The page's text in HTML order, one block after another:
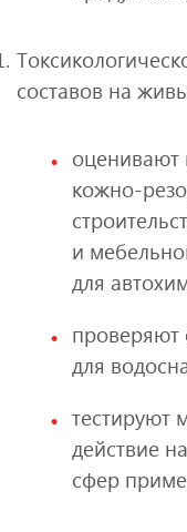
составов на
оценивают
и
для
проверяют
для
тестируют
действие
сфер